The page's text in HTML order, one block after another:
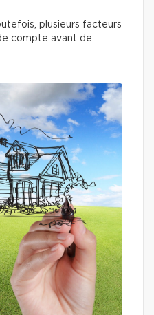
plusieurs facteurs
compte avant de